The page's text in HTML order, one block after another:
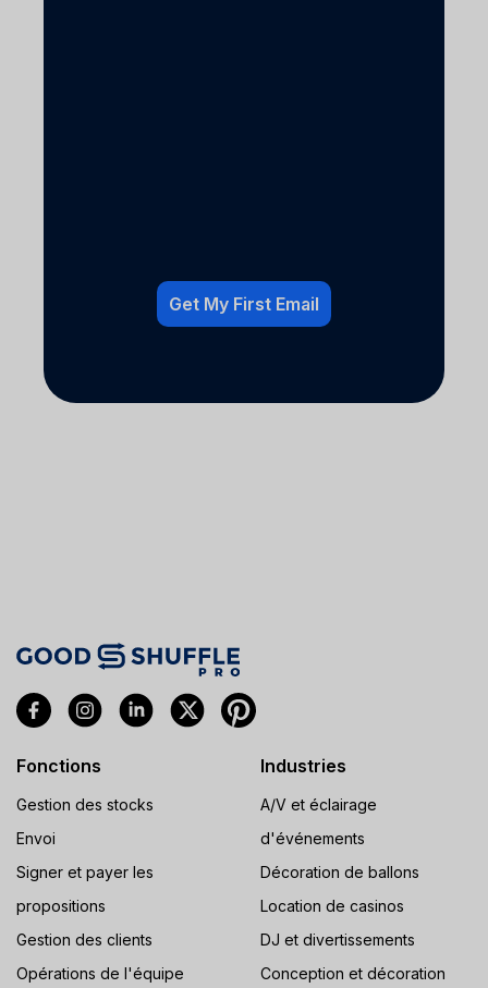
Fonctions
Gestion des stocks
Envoi
Signer et payer les
propositions
Gestion des clients
Opérations de l'équipe
Industries
A/V et éclairage
d'événements
Décoration de ballons
Location de casinos
DJ et divertissements
Conception et décoration